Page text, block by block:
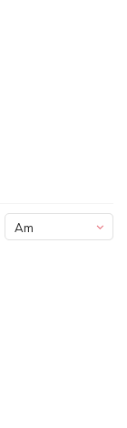
Am